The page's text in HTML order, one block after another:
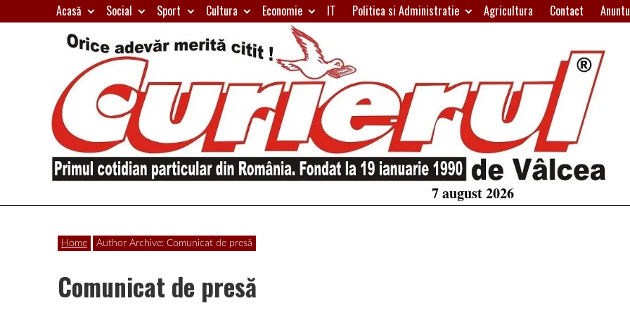
to
Acasă Social Sport Cultura Economie IT Politica si Administratie Agricultura Contact
Curierul
de
Primul
particular
din
România
7 august 2026
Home Author Archive: Comunicat de presă
Comunicat de presă